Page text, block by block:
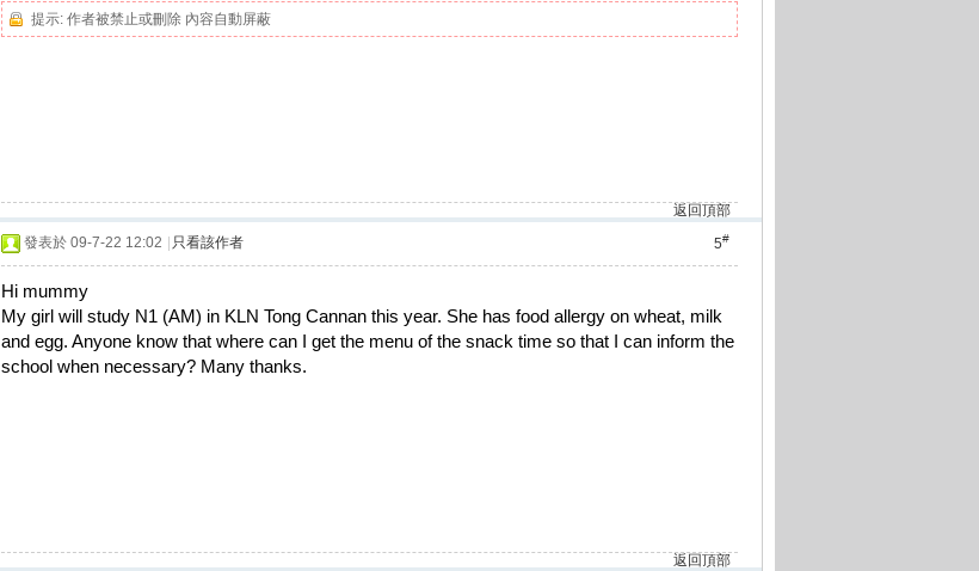
提示: 作者被禁止或刪除 內容自動屏蔽
返回頂部
5#
發表於 09-7-22 12:02 只看該作者
Hi mummy
My girl will study N1 (AM) in KLN Tong Cannan this year. She has food allergy on wheat, milk
and egg. Anyone know that where can I get the menu of the snack time so that I can inform the
school when necessary? Many thanks.
返回頂部